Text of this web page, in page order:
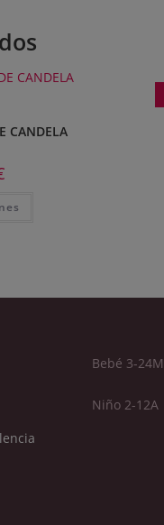
CANDELA
Bebé 3-24M
Niño 2-12A